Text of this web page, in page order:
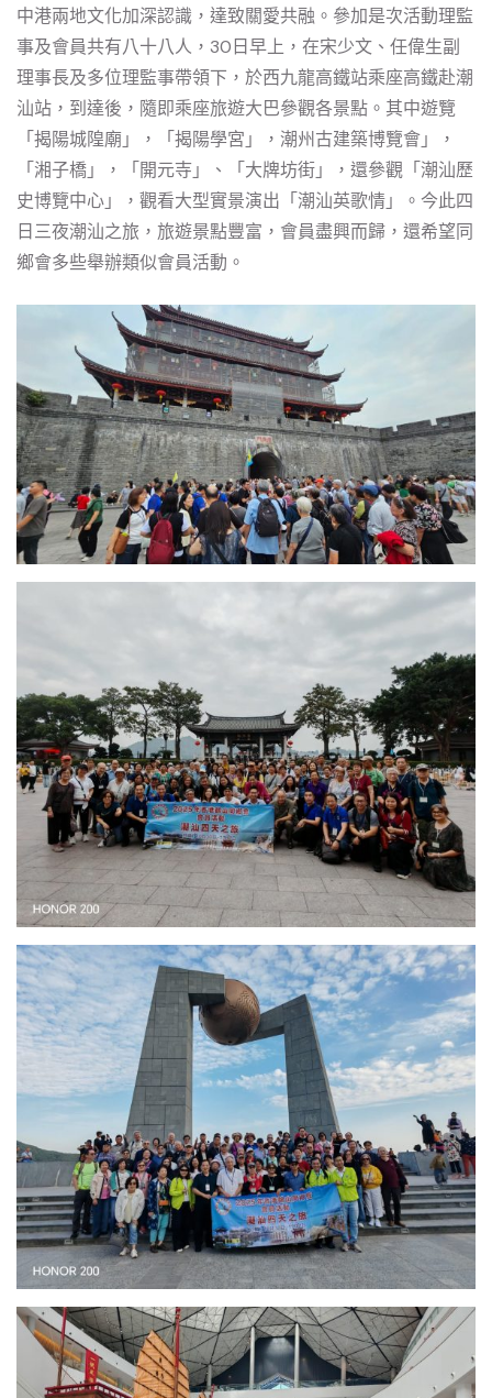
中港兩地文化加深認識，達致關愛共融。參加是次活動理監
事及會員共有八十八人，30日早上，在宋少文、任偉生副
理事長及多位理監事帶領下，於西九龍高鐵站乘座高鐵赴潮
汕站，到達後，隨即乘座旅遊大巴參觀各景點。其中遊覽
「揭陽城隍廟」，「揭陽學宮」，潮州古建築博覽會」，
「湘子橋」，「開元寺」、「大牌坊街」，還參觀「潮汕歷
史博覽中心」，觀看大型實景演出「潮汕英歌情」。今此四
日三夜潮汕之旅，旅遊景點豐富，會員盡興而歸，還希望同
鄉會多些舉辦類似會員活動。